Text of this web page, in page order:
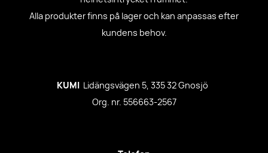
Alla produkter finns på lager och kan anpassas efter
kundens behov.
KUMI
Lidängsvägen 5, 335 32 Gnosjö
Org. nr. 556663-2567